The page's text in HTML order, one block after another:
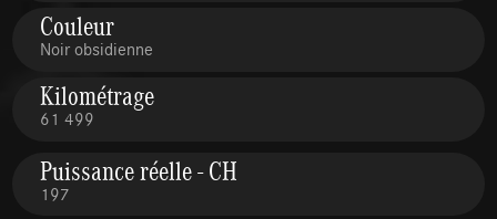
Couleur
Noir obsidienne
Kilométrage
61 499
Puissance réelle - CH
197